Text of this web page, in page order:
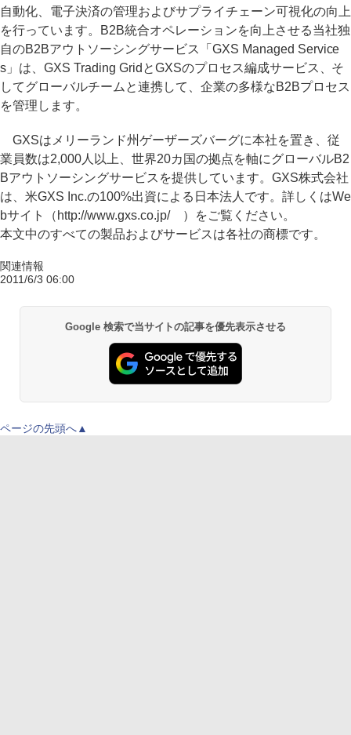
自動化、電子決済の管理およびサプライチェーン可視化の向上
を行っています。B2B統合オペレーションを向上させる当社独
自のB2Bアウトソーシングサービス「GXS Managed Service
s」は、GXS Trading GridとGXSのプロセス編成サービス、そ
してグローバルチームと連携して、企業の多様なB2Bプロセス
を管理します。
GXSはメリーランド州ゲーザーズバーグに本社を置き、従
業員数は2,000人以上、世界20カ国の拠点を軸にグローバルB2
Bアウトソーシングサービスを提供しています。GXS株式会社
は、米GXS Inc.の100%出資による日本法人です。詳しくはWe
bサイト（http://www.gxs.co.jp/ ）をご覧ください。
本文中のすべての製品およびサービスは各社の商標です。
関連情報
2011/6/3 06:00
Google 検索で当サイトの記事を優先表示させる
ページの先頭へ▲